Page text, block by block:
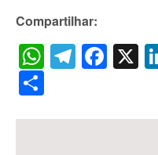
Compartilhar:
X